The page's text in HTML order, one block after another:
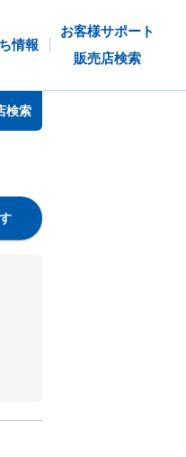
情報
お客様サポート
販売店検索
検索